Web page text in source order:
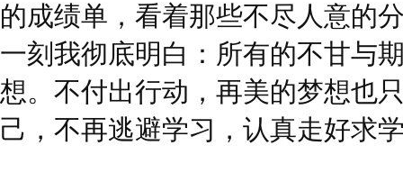
的成绩单，看着那些不尽人意的
一刻我彻底明白：所有的不甘与
想。不付出行动，再美的梦想也
己，不再逃避学习，认真走好求